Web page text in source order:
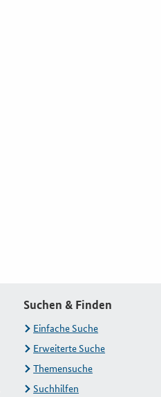
Suchen & Finden
Einfache Suche
Erweiterte Suche
Themensuche
Suchhilfen